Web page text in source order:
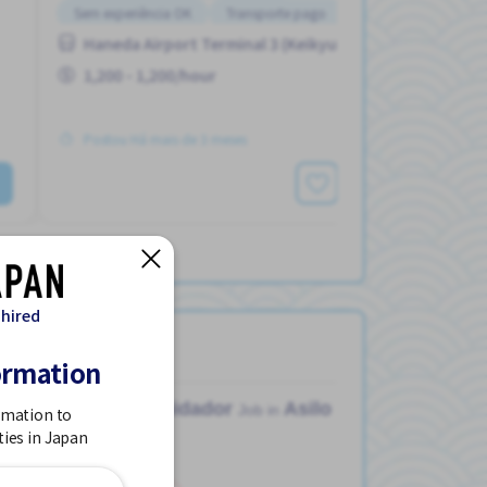
Sem experiência OK
Transporte pago
Haneda Airport Terminal 3 (Keikyu) Sta. (Tokyo)
1,200 - 1,200/hour
Cuidador Asilo
to
in Japan